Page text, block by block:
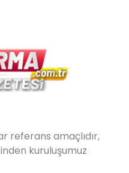
referans amaçlıdır,
kuruluşumuz